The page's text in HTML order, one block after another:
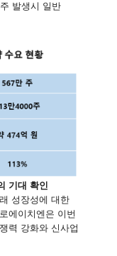
발생시 일반
기대 확인
성장성에 대한
에이치엔은 이번
력 강화와 신사업